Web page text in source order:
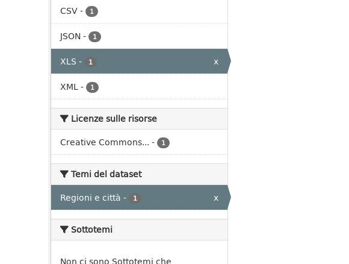
CSV- 1
JSON - 1
XLS - 1
x
XML- 1
Licenze sulle risorse
Creative Commons... - 1
Temi del dataset
Regioni e città - 1 x
Sottotemi
Non ci sono Sottotemi che